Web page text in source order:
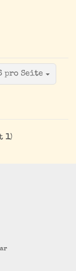
pro Seite
Seite
1)